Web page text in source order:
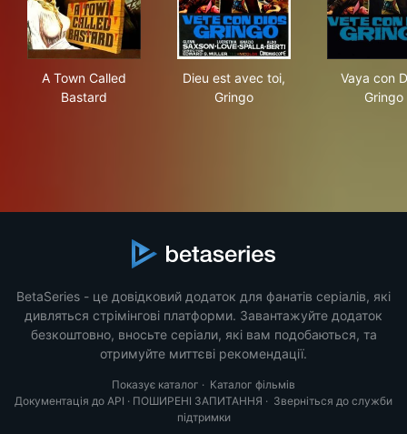
A Town Called
Bastard
Dieu est avec toi,
Gringo
Vaya con
Gringo
BetaSeries - це довідковий додаток для фанатів серіалів, які
дивляться стрімінгові платформи. Завантажуйте додаток
безкоштовно, вносьте серіали, які вам подобаються, та
отримуйте миттєві рекомендації.
Показує каталог · Каталог фільмів
Документація до API · ПОШИРЕНІ ЗАПИТАННЯ · Зверніться до служби
підтримки